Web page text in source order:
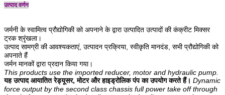
उत्पाद वर्णन
जर्मनी के स्वामित्व प्रौद्योगिकी को अपनाने के द्वारा उत्पादित उत्पादों की कंक्रीट मिक्सर
ट्रक श्रृंखला।
उत्पाद सामग्री की आवश्यकताएं, उत्पादन प्रक्रिया, स्वीकृति मानदंड, सभी प्रौद्योगिकी को
अपनाते हैं
जर्मन मानकों द्वारा प्रदान किया गया।
This products use the imported reducer, motor and hydraulic pump.
यह उत्पाद आयातित रेड्यूसर, मोटर और हाइड्रोलिक पंप का उपयोग करते हैं। Dynamic
force output by the second class chassis full power take off through